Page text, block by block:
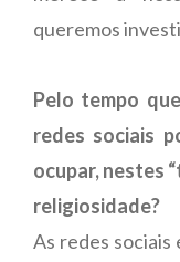
queremos
Pelo tempo
redes sociais
ocupar, nestes
religiosidade?
As redes